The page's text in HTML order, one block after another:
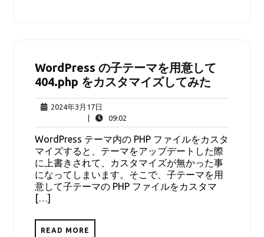
WordPress の子テーマを用意して
404.php をカスタマイズしてみた
2024年3月17日
年
3
月
17
09:02
WordPress テーマ内の PHP ファイルをカスタ
マイズすると、テーマをアップデートした際
に上書きされて、カスタマイズが無かった事
になってしまいます。そこで、子テーマを用
意して子テーマの PHP ファイルをカスタマ
[…]
READ MORE